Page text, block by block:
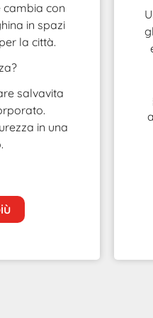
cambia con
in spazi
la città.
salvavita
in una